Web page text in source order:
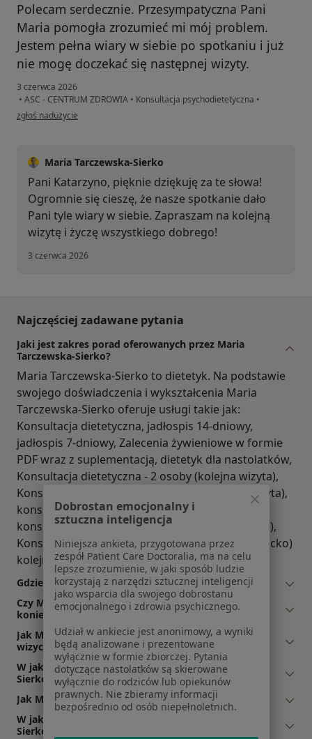
Polecam serdecznie. Przesympatyczna Pani
Maria pomogła zrozumieć mi mój problem.
Jestem pełna wiary w siebie po spotkaniu i już
nie mogę doczekać się następnej wizyty.
3 czerwca 2026
• ASC - CENTRUM ZDROWIA • Konsultacja psychodietetyczna •
w opinii użytkownika Kasia
zgłoś nadużycie
Maria Tarczewska-Sierko
Pani Katarzyno, pięknie dziękuję za te słowa!
Ogromnie się cieszę, że nasze spotkanie dało
Pani tyle wiary w siebie. Zapraszam na kolejną
wizytę i życzę wszystkiego dobrego!
3 czerwca 2026
Najczęściej zadawane pytania
Jaki jest zakres porad oferowanych przez Maria
Tarczewska-Sierko?
Maria Tarczewska-Sierko to dietetyk. Na podstawie
swojego doświadczenia i wykształcenia Maria
Tarczewska-Sierko oferuje usługi takie jak:
Konsultacja dietetyczna, jadłospis 14-dniowy,
jadłospis 7-dniowy, Zalecenia żywieniowe w formie
PDF wraz z suplementacją, dietetyk dla nastolatków,
Konsultacja dietetyczna - 2 osoby (kolejna wizyta),
Konsultacja dietetyczna - 2 osoby (pierwsza wizyta),
konsultacja dietetyczna dla par (kolejna wizyta),
konsultacja dietetyczna dla par (pierwsza wizyta),
Konsultacja dietetyczna dla rodzin (rodzice+dziecko)
kolejna wizyta.
Gdzie Maria Tarczewska-Sierko ma swój gabinet?
Czy Maria Tarczewska-Sierko przyjmuje online, bez
konieczności pojawiania się w placówce?
Jak Maria Tarczewska-Sierko akceptuje płatności po
wizycie?
W jakich językach konsultuje Maria Tarczewska-
Sierko?
Jak Maria Tarczewska-Sierko umawia wizyty?
W jakich godzinach przyjmuje Maria Tarczewska-
Sierko?
Dobrostan emocjonalny i
sztuczna inteligencja
Niniejsza ankieta, przygotowana przez
zespół Patient Care Doctoralia, ma na celu
lepsze zrozumienie, w jaki sposób ludzie
korzystają z narzędzi sztucznej inteligencji
jako wsparcia dla swojego dobrostanu
emocjonalnego i zdrowia psychicznego.
Udział w ankiecie jest anonimowy, a wyniki
będą analizowane i prezentowane
wyłącznie w formie zbiorczej. Pytania
dotyczące nastolatków są skierowane
wyłącznie do rodziców lub opiekunów
prawnych. Nie zbieramy informacji
bezpośrednio od osób niepełnoletnich.